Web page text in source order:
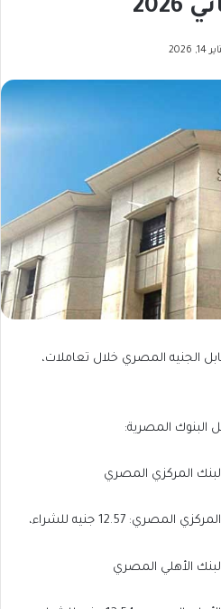
الجنيه المصري خلال تعاملات،
المركزي المصري
سعر الريال السعودي في البنك المركزي المصري: 12.57 جنيه للشراء،
الأهلي المصري